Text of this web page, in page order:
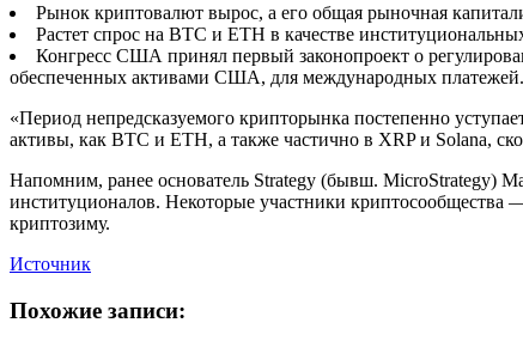
Рынок криптовалют вырос, а его общая рыночная
Растет спрос на BTC и ETH в качестве
Конгресс США принял первый законопроект о
обеспеченных активами США, для международных платежей.
«Период непредсказуемого крипторынка постепенно
активы, как BTC и ETH, а также частично в XRP и Solana,
Напомним, ранее основатель Strategy (бывш. MicroStrategy)
институционалов. Некоторые участники криптосообщества
криптозиму.
Источник
Похожие записи: